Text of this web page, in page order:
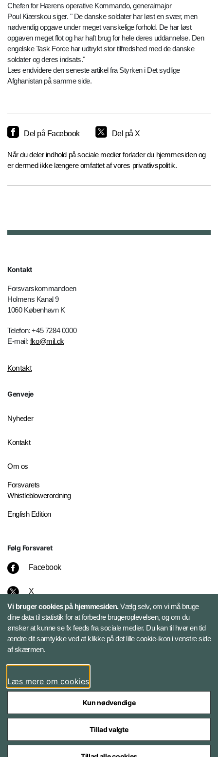
Chefen for Hærens operative Kommando, generalmajor
Poul Kiærskou siger. " De danske soldater har løst en svær, men
nødvendig opgave under meget vanskelige forhold. De har løst
opgaven meget flot og har haft brug for hele deres uddannelse. Den
engelske Task Force har udtrykt stor tilfredshed med de danske
soldater og deres indsats."
Læs endvidere den seneste artikel fra Styrken i Det sydlige
Afghanistan på samme side.
Del på Facebook Del på X
Når du deler indhold på sociale medier forlader du hjemmesiden og
er dermed ikke længere omfattet af vores privatlivspolitik.
Kontakt
Forsvarskommandoen
Holmens Kanal 9
1060 København K
Telefon: +45 7284 0000
E-mail: fko@mil.dk
Kontakt
Genveje
Nyheder
Kontakt
Om os
Forsvarets
Whistleblowerordning
English Edition
Følg Forsvaret
Facebook
X
Instagram
Bluesky
LinkedIn
Styrelser og myndigheder under Forsvarsministeriet
Vi bruger cookies på hjemmesiden.Vælg selv, om vi må bruge
dine data til statistik for at forbedre brugeroplevelsen, og om du
ønsker at kunne se fx feeds fra sociale medier. Du kan til hver en tid
ændre dit samtykke ved at klikke på det lille cookie-ikon i venstre side
af skærmen.
Læs mere om cookies
Kun nødvendige
Tillad valgte